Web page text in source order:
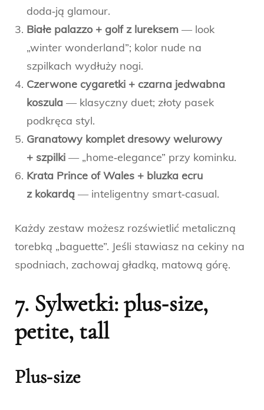
doda‑ją glamour.
Białe palazzo + golf z lureksem — look
„winter wonderland”; kolor nude na
szpilkach wydłuży nogi.
Czerwone cygaretki + czarna jedwabna
koszula — klasyczny duet; złoty pasek
podkręca styl.
Granatowy komplet dresowy welurowy
+ szpilki — „home‑elegance” przy kominku.
Krata Prince of Wales + bluzka ecru
z kokardą — inteligentny smart‑casual.
Każdy zestaw możesz rozświetlić metaliczną
torebką „baguette”. Jeśli stawiasz na cekiny na
spodniach, zachowaj gładką, matową górę.
7. Sylwetki: plus‑size,
petite, tall
Plus‑size